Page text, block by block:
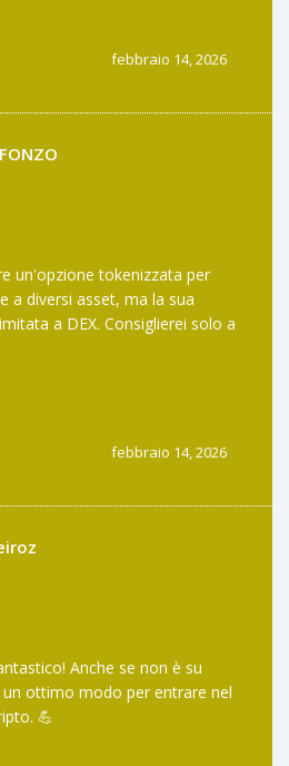
febbraio 14, 2026
un'opzione tokenizzata per
a diversi asset, ma la sua
a DEX. Consiglierei solo a
febbraio 14, 2026
Anche se non è su
un ottimo modo per entrare nel
💪